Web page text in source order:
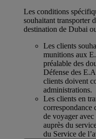
Les conditions
souhaitant transporter
destination de Dubai
Les clients
munitions aux
préalable des
Défense des
clients doivent
administrations.
Les clients en
correspondance
de voyager avec
auprès du
du Service de